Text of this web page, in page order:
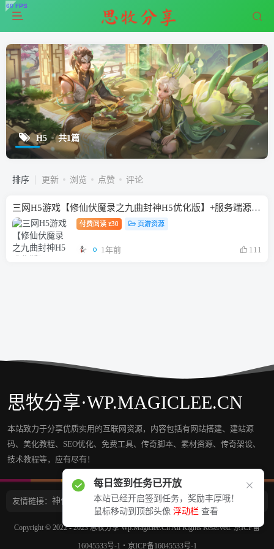
H5 共1篇
排序 更新 浏览 点赞 评论
三网H5游戏【修仙伏魔录之九曲封神H5优化版】+服务端源码+特权注册后台+简易安卓APP+Linux一键全自动搭建脚本+Linux手工服务端+详细搭建教程
付费阅读 ¥30 页游资源
1年前 111
思牧分享·WP.MAGICLEE.CN
本站致力于分享优质实用的互联网资源，内容包括有网站搭建、建站源
码、美化教程、SEO优化、免费工具、传奇脚本、素材资源、传奇架设、
技术教程等，应有尽有！
友情链接： 神仙论坛 大雄搜集站 源码分享网
Copyright © 2022 - 2023思牧分享 Wp.Magiclee.CnAll Rights Reserved.京ICP备
16045533号-1 ・ 京ICP备16045533号-1
每日签到任务已开放
本站已经开启签到任务，奖励丰厚哦！
鼠标移动到顶部头像 浮动栏 查看